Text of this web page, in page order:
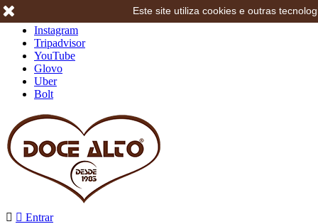
Instagram
Tripadvisor
YouTube
Glovo
Uber
Bolt
  Entrar
Este site utiliza cookies e outras